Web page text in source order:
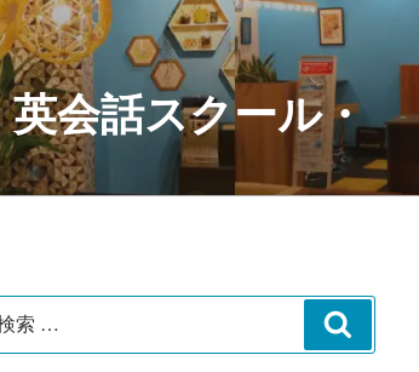
会話スクール・
索